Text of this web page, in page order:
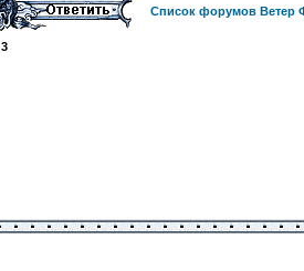
Список форумов Ветер
3